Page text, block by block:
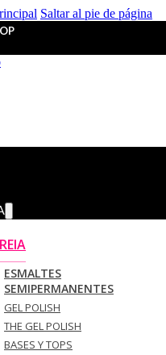
Saltar al pie de página
ESMALTES
SEMIPERMANENTES
GEL POLISH
THE GEL POLISH
BASES Y‎ TOPS